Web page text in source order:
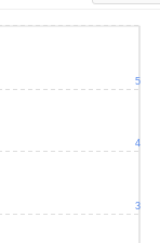
3
4
5